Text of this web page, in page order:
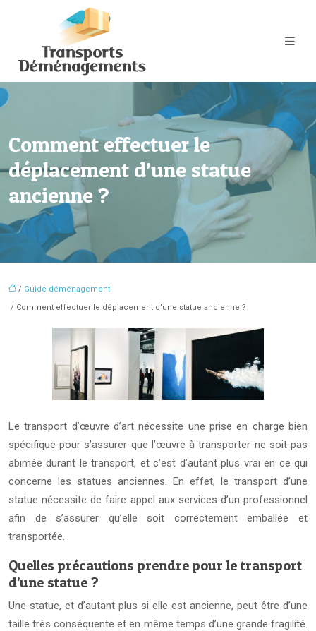
Comment effectuer le
déplacement d’une statue
ancienne ?
/ Guide déménagement
/ Comment effectuer le déplacement d’une statue ancienne ?
Le transport d’œuvre d’art nécessite une prise en charge bien
spécifique pour s’assurer que l’œuvre à transporter ne soit pas
abimée durant le transport, et c’est d’autant plus vrai en ce qui
concerne les statues anciennes. En effet, le transport d’une
statue nécessite de faire appel aux services d’un professionnel
afin de s’assurer qu’elle soit correctement emballée et
transportée.
Quelles précautions prendre pour le transport
d’une statue ?
Une statue, et d’autant plus si elle est ancienne, peut être d’une
taille très conséquente et en même temps d’une grande fragilité.